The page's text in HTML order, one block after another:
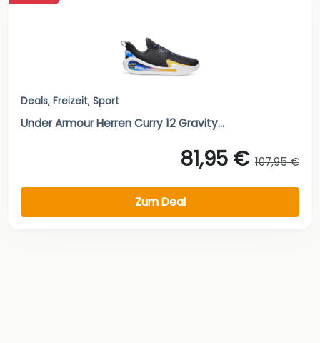
Deals, Freizeit, Sport
Under Armour Herren Curry 12 Gravity...
81,95 € 107,95 €
Zum Deal